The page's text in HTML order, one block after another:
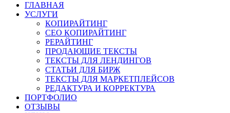
ГЛАВНАЯ
УСЛУГИ
КОПИРАЙТИНГ
СЕО КОПИРАЙТИНГ
РЕРАЙТИНГ
ПРОДАЮЩИЕ ТЕКСТЫ
ТЕКСТЫ ДЛЯ ЛЕНДИНГОВ
СТАТЬИ ДЛЯ БИРЖ
ТЕКСТЫ ДЛЯ МАРКЕТПЛЕЙСОВ
РЕДАКТУРА И КОРРЕКТУРА
ПОРТФОЛИО
ОТЗЫВЫ